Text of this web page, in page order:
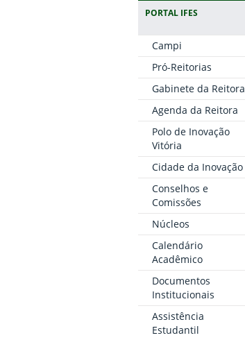
PORTAL IFES
Campi
Pró-Reitorias
Gabinete da Reitora
Agenda da Reitora
Polo de Inovação
Vitória
Cidade da Inovação
Conselhos e
Comissões
Núcleos
Calendário
Acadêmico
Documentos
Institucionais
Assistência
Estudantil